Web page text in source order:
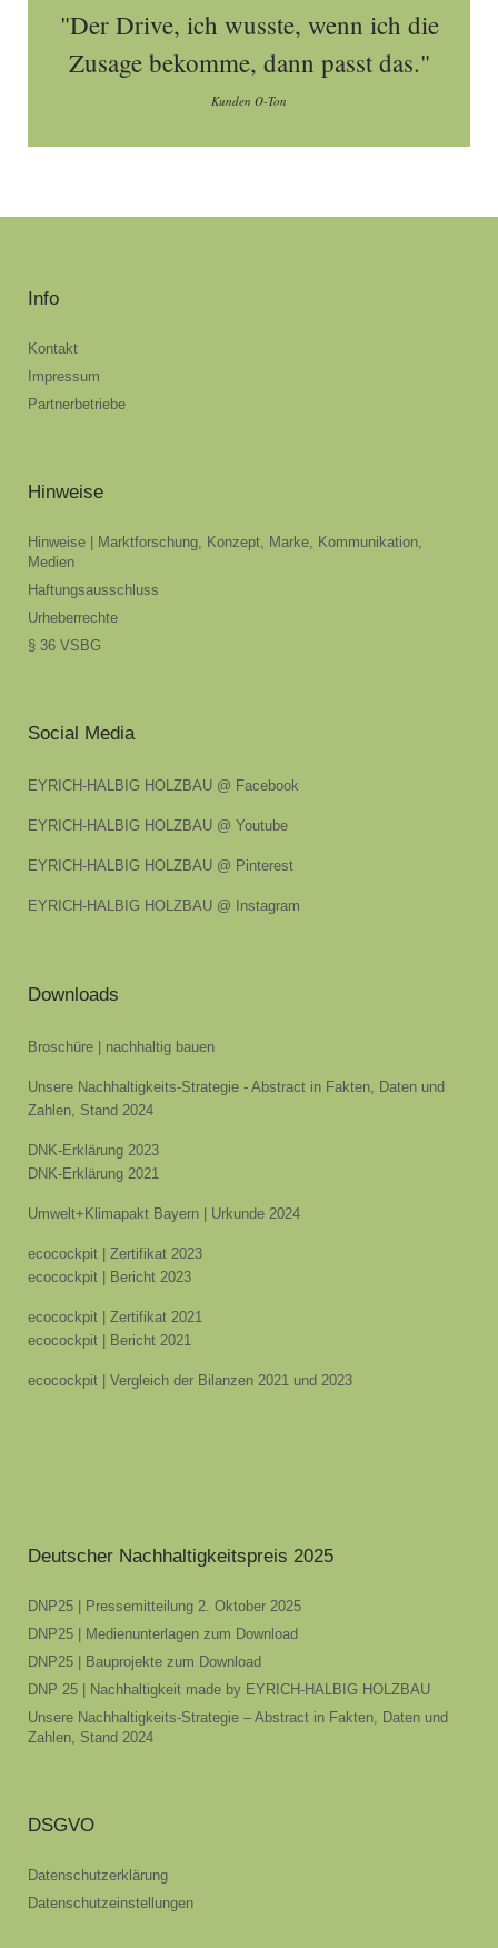
"Der Drive, ich wusste, wenn ich die
Zusage bekomme, dann passt das."
Kunden O-Ton
Info
Kontakt
Impressum
Partnerbetriebe
Hinweise
Hinweise | Marktforschung, Konzept, Marke, Kommunikation,
Medien
Haftungsausschluss
Urheberrechte
§ 36 VSBG
Social Media
EYRICH-HALBIG HOLZBAU @ Facebook
EYRICH-HALBIG HOLZBAU @ Youtube
EYRICH-HALBIG HOLZBAU @ Pinterest
EYRICH-HALBIG HOLZBAU @ Instagram
Downloads
Broschüre | nachhaltig bauen
Unsere Nachhaltigkeits-Strategie - Abstract in Fakten, Daten und
Zahlen, Stand 2024
DNK-Erklärung 2023
DNK-Erklärung 2021
Umwelt+Klimapakt Bayern | Urkunde 2024
ecocockpit | Zertifikat 2023
ecocockpit | Bericht 2023
ecocockpit | Zertifikat 2021
ecocockpit | Bericht 2021
ecocockpit | Vergleich der Bilanzen 2021 und 2023
Deutscher Nachhaltigkeitspreis 2025
DNP25 | Pressemitteilung 2. Oktober 2025
DNP25 | Medienunterlagen zum Download
DNP25 | Bauprojekte zum Download
DNP 25 | Nachhaltigkeit made by EYRICH-HALBIG HOLZBAU
Unsere Nachhaltigkeits-Strategie – Abstract in Fakten, Daten und
Zahlen, Stand 2024
DSGVO
Datenschutzerklärung
Datenschutzeinstellungen